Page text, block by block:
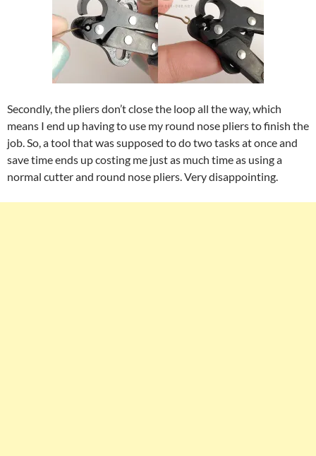
Secondly, the pliers don’t close the loop all the way, which
means I end up having to use my round nose pliers to finish the
job. So, a tool that was supposed to do two tasks at once and
save time ends up costing me just as much time as using a
normal cutter and round nose pliers. Very disappointing.